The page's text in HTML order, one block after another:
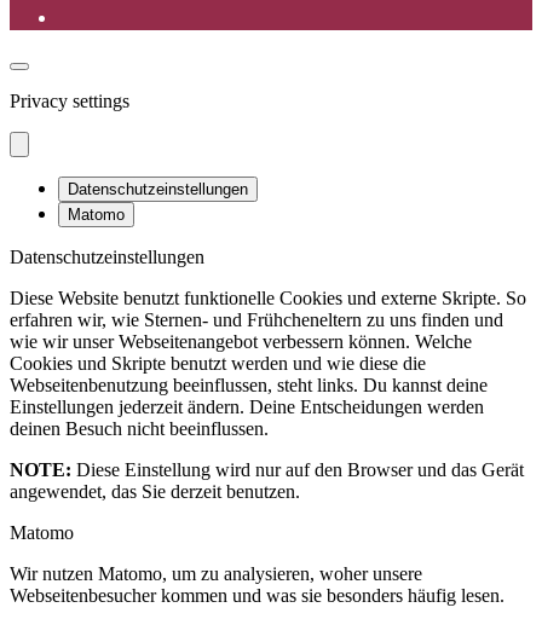
Privacy settings
Datenschutzeinstellungen
Matomo
Datenschutzeinstellungen
Diese Website benutzt funktionelle Cookies und externe Skripte. So
erfahren wir, wie Sternen- und Frühcheneltern zu uns finden und
wie wir unser Webseitenangebot verbessern können. Welche
Cookies und Skripte benutzt werden und wie diese die
Webseitenbenutzung beeinflussen, steht links. Du kannst deine
Einstellungen jederzeit ändern. Deine Entscheidungen werden
deinen Besuch nicht beeinflussen.
NOTE: Diese Einstellung wird nur auf den Browser und das Gerät
angewendet, das Sie derzeit benutzen.
Matomo
Wir nutzen Matomo, um zu analysieren, woher unsere
Webseitenbesucher kommen und was sie besonders häufig lesen.